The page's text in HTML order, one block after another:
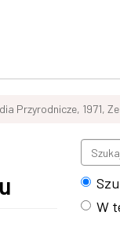
Przyrodnicze, 1971,
W